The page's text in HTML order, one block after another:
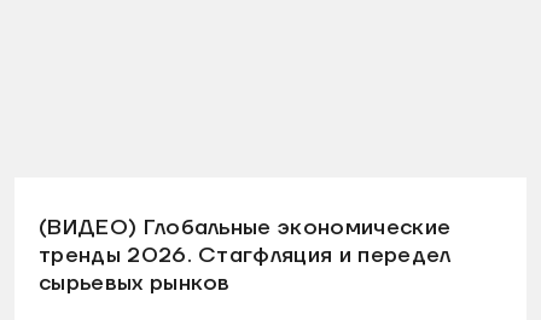
(ВИДЕО) Глобальные экономические
тренды 2026. Стагфляция и передел
сырьевых рынков